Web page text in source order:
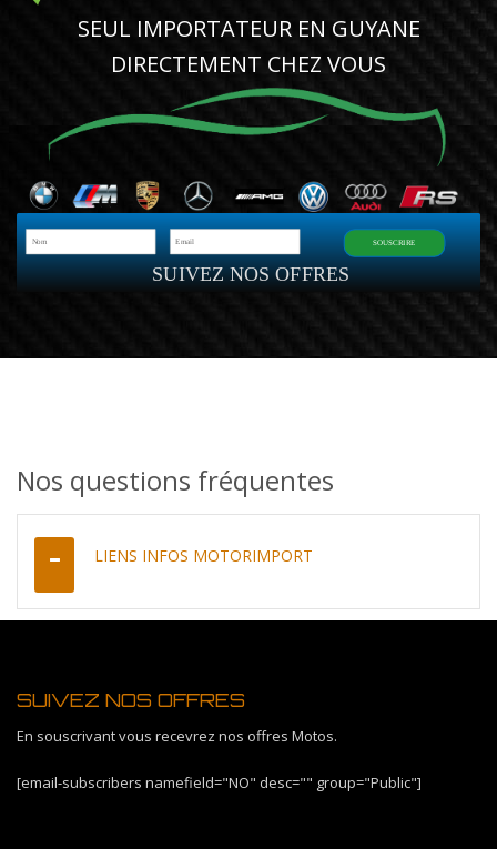
SEUL IMPORTATEUR EN GUYANE
DIRECTEMENT CHEZ VOUS
SUIVEZ NOS OFFRES
SOUSCRIRE
Nos questions fréquentes
LIENS INFOS MOTORIMPORT
SUIVEZ NOS OFFRES
En souscrivant vous recevrez nos offres Motos.
[email-subscribers namefield="NO" desc="" group="Public"]